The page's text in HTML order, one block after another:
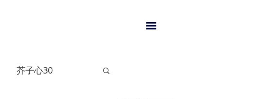
芥子心30